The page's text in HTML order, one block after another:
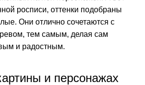
росписи, оттенки подобраны
Они отлично сочетаются с
тем самым, делая сам
и радостным.
и персонажах